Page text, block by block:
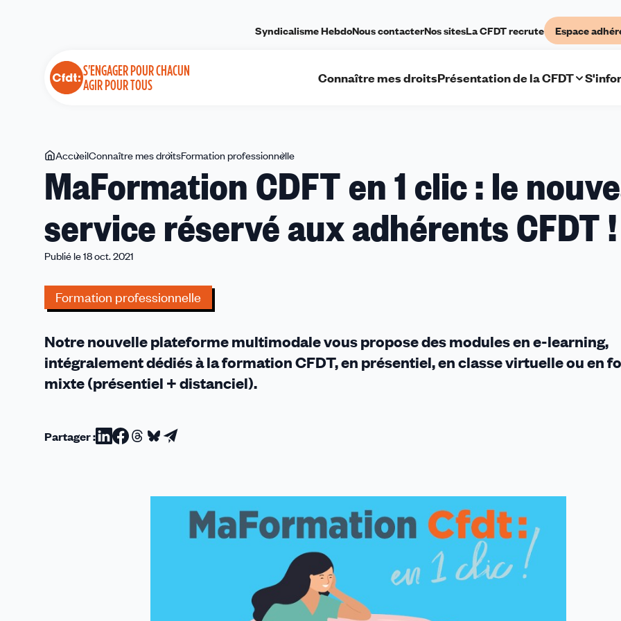
S'ENGAGER POUR CHACUN
AGIR POUR TOUS
Syndicalisme HebdoNous contacterNos sitesLa CFDT recrute Espace
Connaître mes droitsPrésentation de la CFDT
Vous
êtes
ici
AccueilConnaître mes droitsFormation professionnelle
CDFT
en
clic
adhérents
CFDT
MaFormation CDFT en 1 clic : le
service réservé aux adhérents CFDT !
Publié le 18 oct. 2021
Formation professionnelle
Notre nouvelle plateforme multimodale vous propose des modules en e-learning,
intégralement dédiés à la formation CFDT, en présentiel, en classe virtuelle ou en
mixte (présentiel + distanciel).
Partager :Partager
Partager
Partager
Partager
Partager